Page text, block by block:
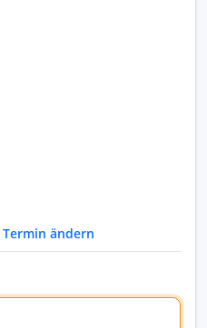
Termin ändern